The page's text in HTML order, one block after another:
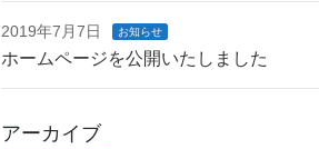
2019年7月7日 お知らせ
ホームページを公開いたしました
アーカイブ